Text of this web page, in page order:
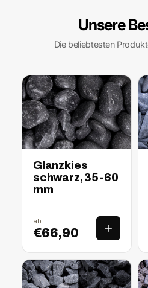
Unsere
Die beliebtesten
nass trocken
Glanzkies
schwarz, 35-60
mm
ab
€66,90